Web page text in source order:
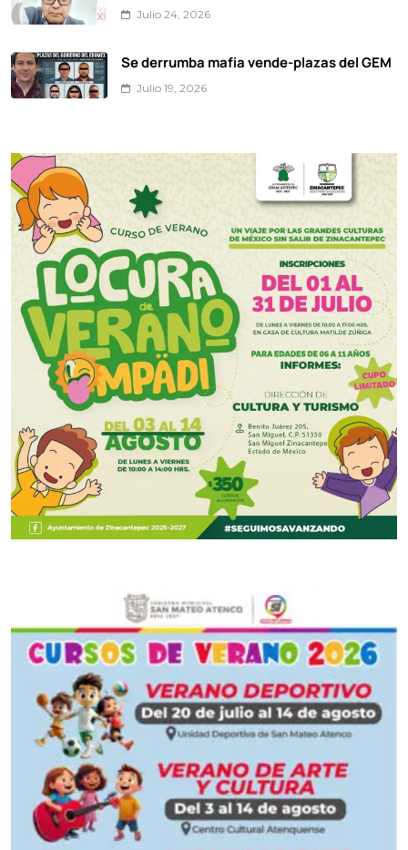
Julio 24, 2026
Se derrumba mafia vende-plazas del GEM
Julio 19, 2026